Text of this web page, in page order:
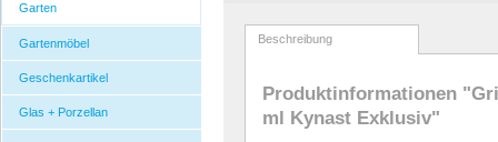
Garten
Gartenmöbel
Geschenkartikel
Glas + Porzellan
Beschreibung
Produktinformationen
ml Kynast Exklusiv"